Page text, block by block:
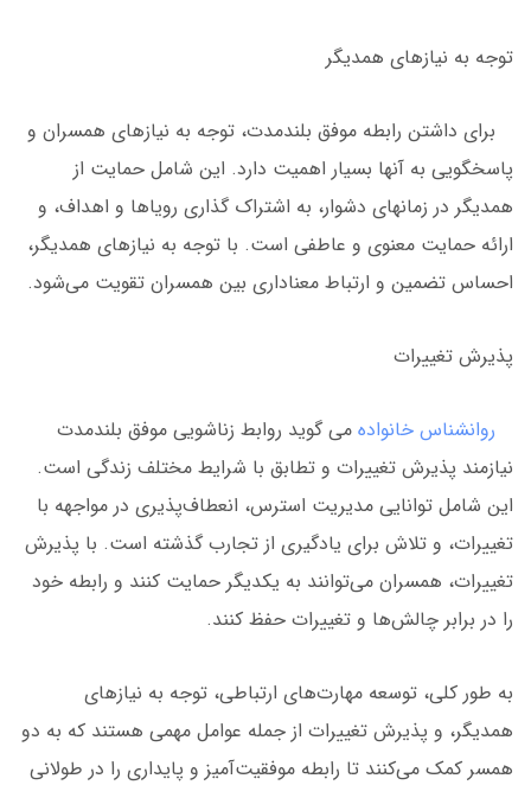
توجه به نیازهای همدیگر
برای داشتن رابطه موفق بلندمدت، توجه به نیازهای همسران و
پاسخگویی به آنها بسیار اهمیت دارد. این شامل حمایت از
همدیگر در زمانهای دشوار، به اشتراک گذاری رویاها و اهداف، و
ارائه حمایت معنوی و عاطفی است. با توجه به نیازهای همدیگر،
احساس تضمین و ارتباط معناداری بین همسران تقویت می‌شود.
پذیرش تغییرات
روانشناس خانواده می گوید روابط زناشویی موفق بلندمدت
نیازمند پذیرش تغییرات و تطابق با شرایط مختلف زندگی است.
این شامل توانایی مدیریت استرس، انعطاف‌پذیری در مواجهه با
تغییرات، و تلاش برای یادگیری از تجارب گذشته است. با پذیرش
تغییرات، همسران می‌توانند به یکدیگر حمایت کنند و رابطه خود
را در برابر چالش‌ها و تغییرات حفظ کنند.
به طور کلی، توسعه مهارت‌های ارتباطی، توجه به نیازهای
همدیگر، و پذیرش تغییرات از جمله عوامل مهمی هستند که به دو
همسر کمک می‌کنند تا رابطه موفقیت‌آمیز و پایداری را در طولانی